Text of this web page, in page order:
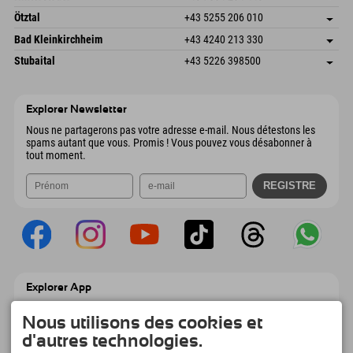
6272 Kaltenbach im Zillertal
Autriche
Informations d'arrivée
Réservation
Freizeitpark 10
Autriche
Enregistrer l'adresse
Réservation
Ötztal +43 5255 206 010
Gscheat 14
6441 Umhausen
Autriche
Enregistrer l'adresse
Informations d'arrivée
Réservation
Bad Kleinkirchheim +43 4240 213 330
Dorfstraße 24
Enregistrer l'adresse
Stubaital +43 5226 398500
Explorer Newsletter
Nous ne partagerons pas votre adresse e-mail. Nous détestons les
spams autant que vous. Promis ! Vous pouvez vous désabonner à
tout moment.
Explorer App
Explorer à emporter avec aperçu de vos
réservations, liste de choses à faire, aperçu
des restaurants et bien plus encore.
Nous utilisons des cookies et
d'autres technologies.